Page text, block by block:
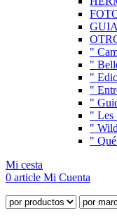
"
"
"
"
"
" Les
"
"
Mi cesta
0 article Mi Cuenta